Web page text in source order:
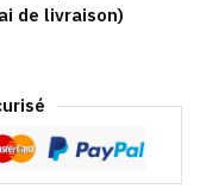
de livraison)